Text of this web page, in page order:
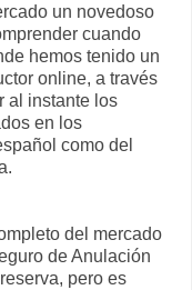
un novedoso
cuando
hemos tenido un
online, a través
al instante los
en los
como del
del mercado
de Anulación
pero es